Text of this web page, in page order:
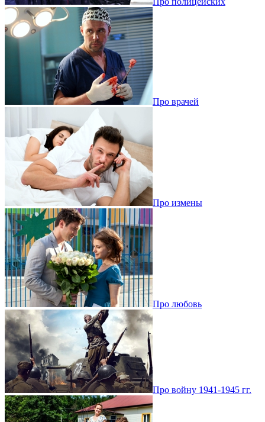
Про врачей
Про измены
Про любовь
Про войну 1941-1945 гг.